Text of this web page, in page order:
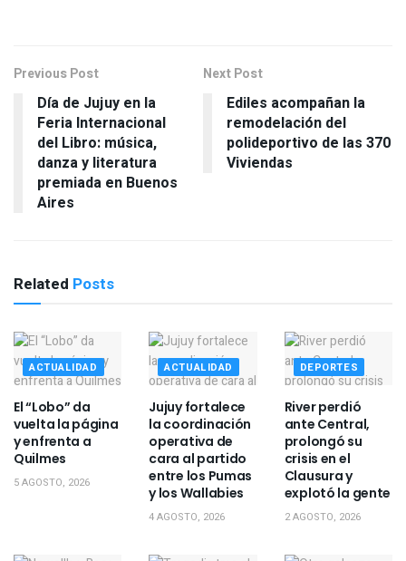
Previous Post
Día de Jujuy en la
Feria Internacional
del Libro: música,
danza y literatura
premiada en Buenos
Aires
Next Post
Ediles acompañan la
remodelación del
polideportivo de las 370
Viviendas
Related Posts
ACTUALIDAD
El “Lobo” da
vuelta la página
y enfrenta a
Quilmes
5 AGOSTO, 2026
ACTUALIDAD
Jujuy fortalece
la coordinación
operativa de
cara al partido
entre los Pumas
y los Wallabies
4 AGOSTO, 2026
DEPORTES
River perdió
ante Central,
prolongó su
crisis en el
Clausura y
explotó la gente
2 AGOSTO, 2026